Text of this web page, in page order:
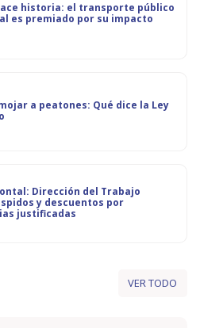
historia: el transporte público
es premiado por su impacto
a peatones: Qué dice la Ley
Dirección del Trabajo
y descuentos por
justificadas
VER TODO